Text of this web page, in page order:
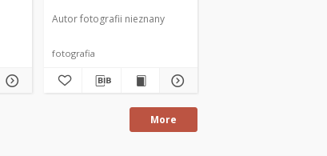
Autor fotografii nieznany
fotografia
More